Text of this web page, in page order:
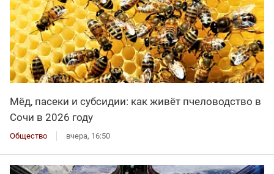
Мёд, пасеки и субсидии: как живёт пчеловодство в
Сочи в 2026 году
Общество вчера, 16:50